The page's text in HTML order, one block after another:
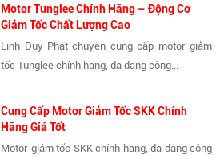
Motor Tunglee Chính Hãng – Động Cơ
Giảm Tốc Chất Lượng Cao
Linh Duy Phát chuyên cung cấp motor giảm
tốc Tunglee chính hãng, đa dạng công...
Cung Cấp Motor Giảm Tốc SKK Chính
Hãng Giá Tốt
Motor giảm tốc SKK chính hãng, đa dạng công